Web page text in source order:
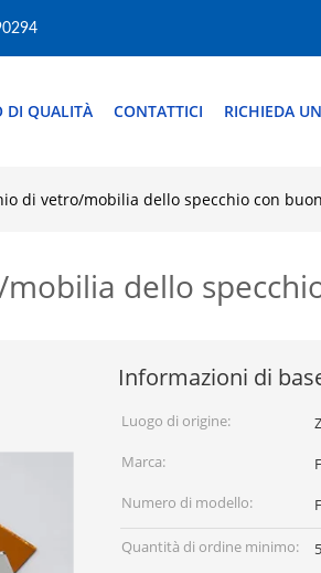
DI QUALITÀ CONTATTICI RICHIEDA
di vetro/mobilia dello specchio con
dello
Informazioni di
Luogo di origine:
Marca:
Numero di modello:
Quantità di ordine minimo: